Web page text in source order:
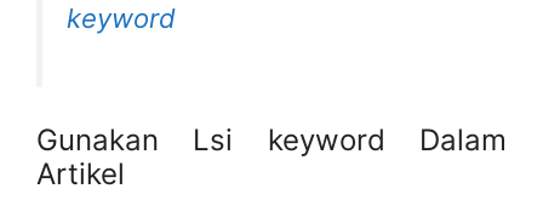
keyword
Gunakan Lsi keyword Dalam
Artikel